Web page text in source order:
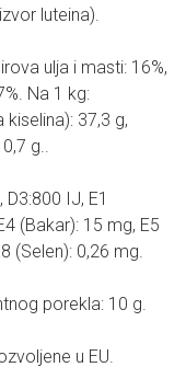
luteina).
ulja i masti: 16%,
Na 1 kg:
37,3 g,
g..
IJ, E1
(Bakar): 15 mg, E5
(Selen): 0,26 mg.
porekla: 10 g.
u EU.